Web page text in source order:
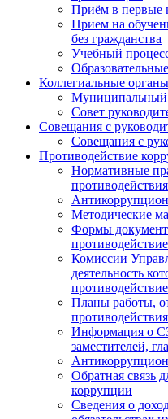
Приём в первые
Прием на
без гражданства
Учебный
Коллегиальные органы
Муниципальный
Совет
Совещания с
Совещания с
Противодействие
Нормативные
Методические
Формы
Комиссии
деятельность
Планы работы,
Информация о
заместителей,
Обратная связь
коррупции
Сведения о